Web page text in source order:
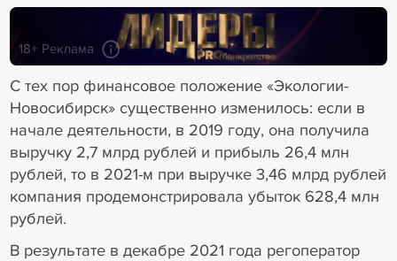
18+ Реклама
С тех пор финансовое положение «Экологии-
Новосибирск» существенно изменилось: если в
начале деятельности, в 2019 году, она получила
выручку 2,7 млрд рублей и прибыль 26,4 млн
рублей, то в 2021-м при выручке 3,46 млрд рублей
компания продемонстрировала убыток 628,4 млн
рублей.
В результате в декабре 2021 года регоператор